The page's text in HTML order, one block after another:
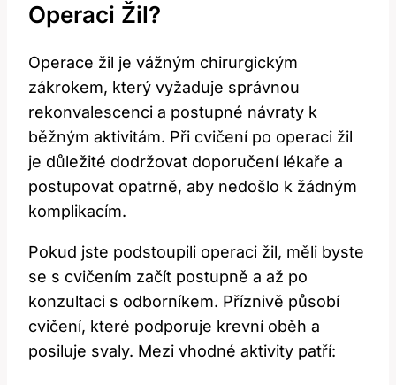
Operaci Žil?
Operace žil je vážným chirurgickým
zákrokem, který vyžaduje správnou
rekonvalescenci a postupné návraty k
běžným aktivitám. Při cvičení po operaci žil
je důležité dodržovat doporučení lékaře a
postupovat opatrně, aby nedošlo k žádným
komplikacím.
Pokud jste podstoupili operaci žil, měli byste
se s cvičením začít postupně a až po
konzultaci s odborníkem. Příznivě působí
cvičení, které podporuje krevní oběh a
posiluje svaly. Mezi vhodné aktivity patří: